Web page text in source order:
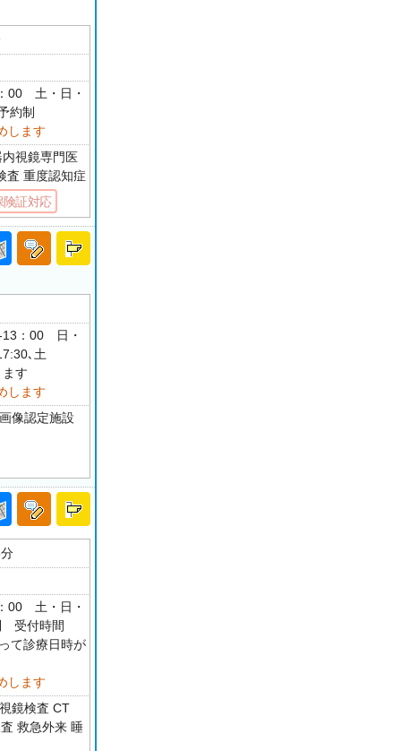
00 土・日・
約制
します
視鏡専門医
査 重度認知症
険証対応
13：00 日・
､土
す
します
像認定施設
00 土・日・
受付時間
て診療日時が
します
鏡検査 CT
救急外来 睡